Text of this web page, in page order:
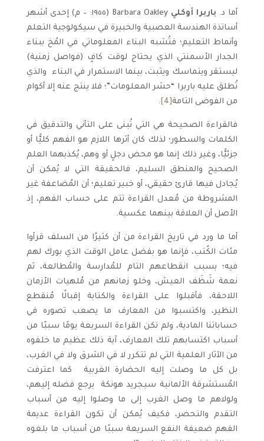
أما د. باربرا أوكلي
Barbara Oakley (١٩٥٥: – م) إحدى أشهر
أساتذة الهندسة العصبية والخبيرة في سيكولوجية التعلم
وأنماط التعليم؛ فتُشبه البناء المعلوماتي في المُخ ببناء
الجدار الأسمنتي الذي يحتاج لوقت كافٍ (فواصل زمنية)
ليستقر ويتماسك ويثبت، بينما الاستمرار في البناء ­ والذي
تُطلق عليه باربرا “حشر المعلومات”؛ فلا ينتج عنه إلا أكوام
من الفوضى التامة[4]
.
فالقراءة الصحيحة هي التي تُبنى على التأني والتدقيق في
الكلمات والسطور؛ لذلك كان أثرها اللازم هو الفهم كليًّا أو
جزئيًّا، وغير ذلك إنما هو محض دجلٍ أو وهم، يُكذبهما العلم
الصحيح والمنطق السليم، فالحقيقة التي لا يُمكن أن
يُجادل فيها قارئ حقيقي، أو خبير تعليم؛ أن المُضاعفة غير
المشروطة من مُعدل القراءة تتم على حساب الفهم، إذ
الأصل أن العلاقة بينهما عكسية.
أما ما ورد في تاريخ القراءة من أن كثيرًا من السلف قرأوا
مئات الكُتب، فإنما هو بفضل عامل الوقت الذي بورك لهم
فيه؛ بسبب انقطاعهم التام للمُدارسة والمُطالعة، ثم
نعمة شَظَف العيش، وخلو زمانهم من مُلهيات الأزمان
اللاحقة، فأقبلوا على القراءة والكتابة إقبالًا مُنقطع
النظير، واكتسبوا من المعارف ما يصعب تصوره في
حساباتنا المادية، ولم تكن القراءة السريعة يومًا سببًا من
أسباب اكتسابهم تلك المعارف، آية ذلك عظيم ما خلفوه
من الآثار العلمية التي لم تتكرر لا في الشرق ولا في الغرب،
بل كل ما وصلت إليه الحضارة الغربية ­ كما اعترفت
المُستشرقة الألمانية سيجريد هونكة ­ يرجع فضله إليهم،
ولولاهم ما وصل الغرب إلى ما وصلوا إليه من أسباب
التقدم والتحضر، فكيف يُمكن أن تكون القراءة عديمة
الفهم ضعيفة النفع السريعة سببًا من أسباب ما بلغوه